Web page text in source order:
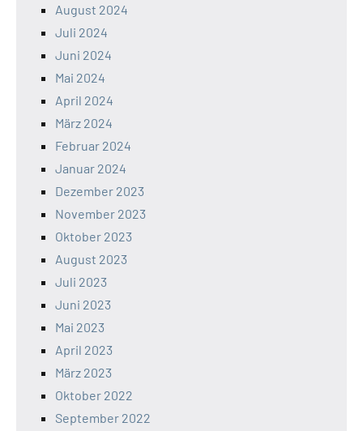
August 2024
Juli 2024
Juni 2024
Mai 2024
April 2024
März 2024
Februar 2024
Januar 2024
Dezember 2023
November 2023
Oktober 2023
August 2023
Juli 2023
Juni 2023
Mai 2023
April 2023
März 2023
Oktober 2022
September 2022